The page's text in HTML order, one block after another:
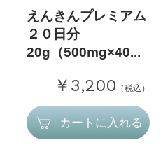
えんきんプレミアム
２０日分
20g（500mg×40...
￥3,200 （税込）
カートに入れる